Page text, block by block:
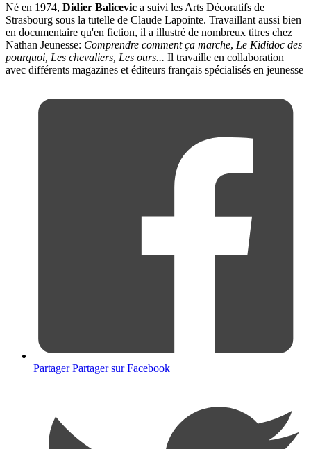
Né en 1974, Didier Balicevic a suivi les Arts Décoratifs de
Strasbourg sous la tutelle de Claude Lapointe. Travaillant aussi bien
en documentaire qu'en fiction, il a illustré de nombreux titres chez
Nathan Jeunesse: Comprendre comment ça marche, Le Kididoc des
pourquoi, Les chevaliers, Les ours... Il travaille en collaboration
avec différents magazines et éditeurs français spécialisés en jeunesse
Partager Partager sur Facebook